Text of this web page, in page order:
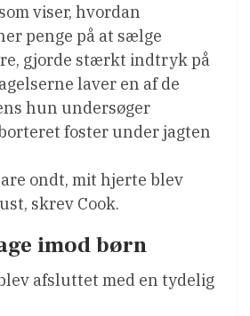
viser, hvordan
penge på at sælge
gjorde stærkt indtryk på
laver en af de
hun undersøger
foster under jagten
ondt, mit hjerte blev
skrev Cook.
imod børn
afsluttet med en tydelig